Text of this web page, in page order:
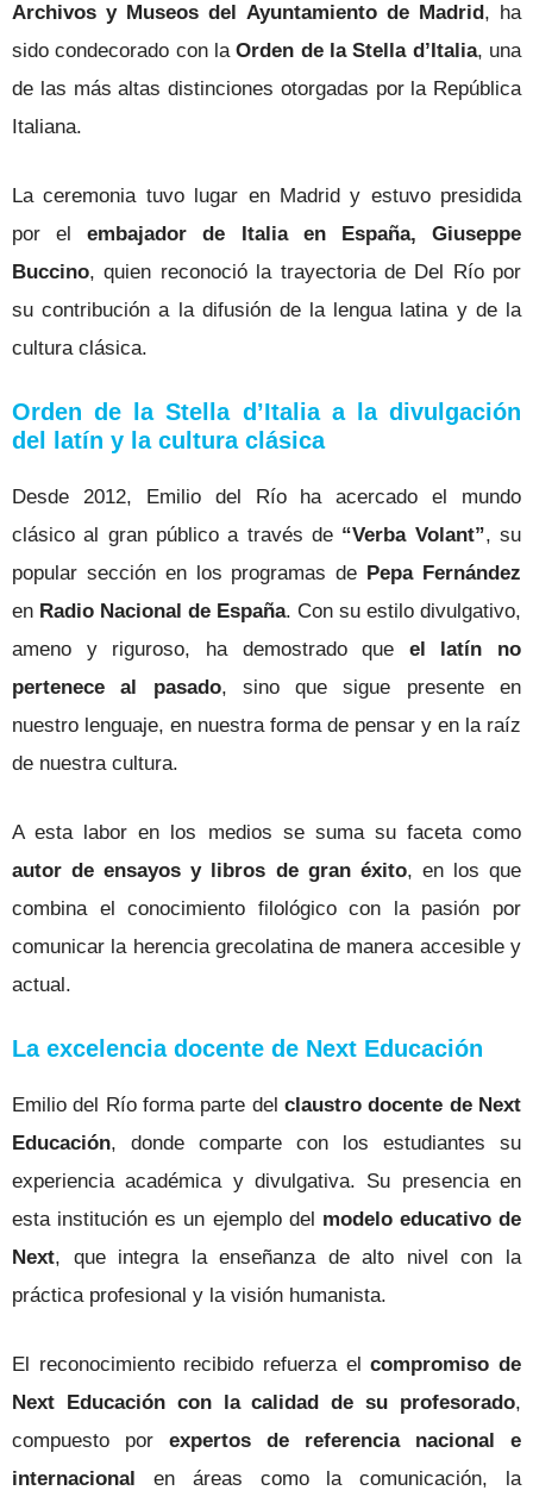
Archivos y Museos del Ayuntamiento de Madrid , ha
sido condecorado con laOrden de la Stella d’Italia, una
de las más altas distinciones otorgadas por la República
Italiana.
La ceremonia tuvo lugar en Madrid y estuvo presidida
por elembajador de Italia en España, Giuseppe
Buccino, quien reconoció la trayectoria de Del Río por
su contribución a la difusión de la lengua latina y de la
cultura clásica.
Orden de la Stella d’Italia a la divulgación
del latín y la cultura clásica
Desde 2012, Emilio del Río ha acercado el mundo
clásico al gran público a través de “Verba Volant”, su
popular sección en los programas de Pepa Fernández
en Radio Nacional de España. Con su estilo divulgativo,
ameno y riguroso, ha demostrado que el latín no
pertenece al pasado, sino que sigue presente en
nuestro lenguaje, en nuestra forma de pensar y en la raíz
de nuestra cultura.
A esta labor en los medios se suma su faceta como
autor de ensayos y libros de gran éxito, en los que
combina el conocimiento filológico con la pasión por
comunicar la herencia grecolatina de manera accesible y
actual.
La excelencia docente de Next Educación
Emilio del Río forma parte del claustro docente de Next
Educación, donde comparte con los estudiantes su
experiencia académica y divulgativa. Su presencia en
esta institución es un ejemplo del modelo educativo de
Next, que integra la enseñanza de alto nivel con la
práctica profesional y la visión humanista.
El reconocimiento recibido refuerza elcompromiso de
Next Educación con la calidad de su profesorado,
compuesto por expertos de referencia nacional e
internacional en áreas como la comunicación, la